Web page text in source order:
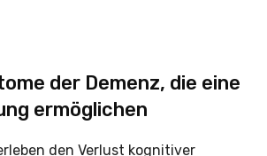
der ­Demenz, die eine
ermöglichen
den Verlust kognitiver